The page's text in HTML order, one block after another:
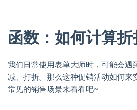
函数：如何计算
我们日常使用表单大师时，可能会遇
减、打折。那么这种促销活动如何来
常见的销售场景来看看吧~